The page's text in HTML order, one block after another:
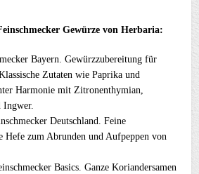
Gewürze von Herbaria:
Bayern. Gewürzzubereitung für
Zutaten wie Paprika und
Harmonie mit Zitronenthymian,
Ingwer.
Deutschland. Feine
Hefe zum Abrunden und Aufpeppen von
Basics. Ganze Koriandersamen